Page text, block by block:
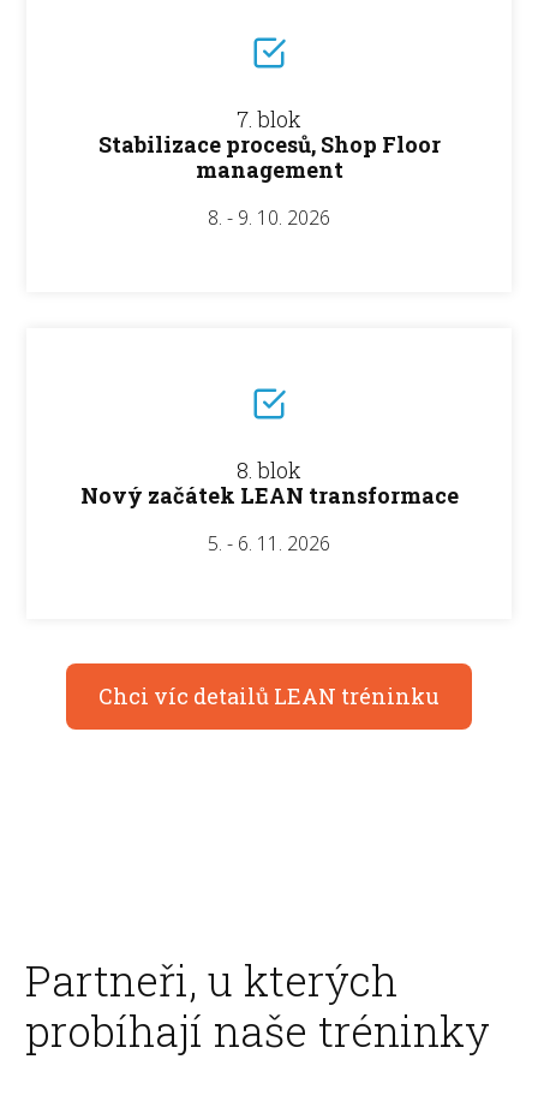
7. blok
Stabilizace procesů, Shop Floor
management
8. - 9. 10. 2026
8. blok
Nový začátek LEAN transformace
5. - 6. 11. 2026
Chci víc detailů LEAN tréninku
Partneři, u kterých
probíhají naše tréninky